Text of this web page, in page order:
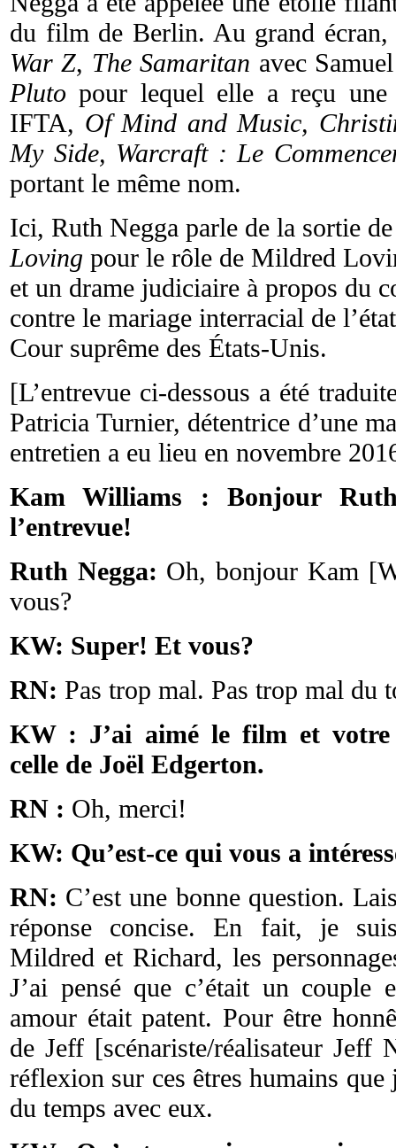
du film de Berlin. Au grand
War Z, The Samaritan avec
Pluto pour lequel elle a reçu
IFTA, Of Mind and Music,
My Side, Warcraft : Le
portant le même nom.
Ici, Ruth Negga parle de la sortie
Loving pour le rôle de Mildred
et un drame judiciaire à propos du
contre le mariage interracial de
Cour suprême des États-Unis.
[L’entrevue ci-dessous a été
Patricia Turnier, détentrice d’une
entretien a eu lieu en novembre
Kam Williams : Bonjour
l’entrevue!
Ruth Negga: Oh, bonjour Kam
vous?
KW: Super! Et vous?
RN: Pas trop mal. Pas trop mal du
KW : J’ai aimé le film et votre
celle de Joël Edgerton.
RN : Oh, merci!
KW: Qu’est-ce qui vous a
RN: C’est une bonne question.
réponse concise. En fait, je
Mildred et Richard, les
J’ai pensé que c’était un couple
amour était patent. Pour être
de Jeff [scénariste/réalisateur
réflexion sur ces êtres humains
du temps avec eux.